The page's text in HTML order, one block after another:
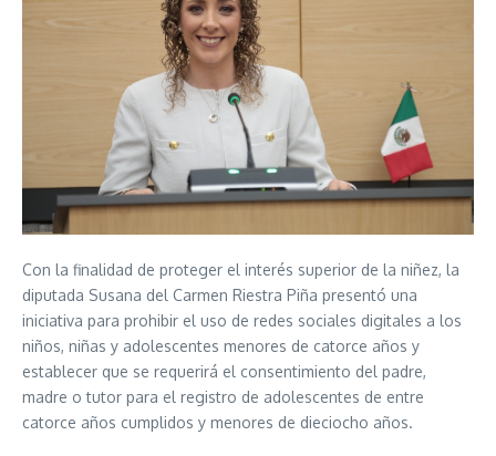
Con la finalidad de proteger el interés superior de la niñez, la
diputada Susana del Carmen Riestra Piña presentó una
iniciativa para prohibir el uso de redes sociales digitales a los
niños, niñas y adolescentes menores de catorce años y
establecer que se requerirá el consentimiento del padre,
madre o tutor para el registro de adolescentes de entre
catorce años cumplidos y menores de dieciocho años.